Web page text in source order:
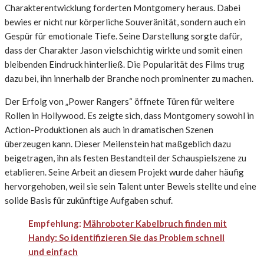
Charakterentwicklung forderten Montgomery heraus. Dabei
bewies er nicht nur körperliche Souveränität, sondern auch ein
Gespür für emotionale Tiefe. Seine Darstellung sorgte dafür,
dass der Charakter Jason vielschichtig wirkte und somit einen
bleibenden Eindruck hinterließ. Die Popularität des Films trug
dazu bei, ihn innerhalb der Branche noch prominenter zu machen.
Der Erfolg von „Power Rangers“ öffnete Türen für weitere
Rollen in Hollywood. Es zeigte sich, dass Montgomery sowohl in
Action-Produktionen als auch in dramatischen Szenen
überzeugen kann. Dieser Meilenstein hat maßgeblich dazu
beigetragen, ihn als festen Bestandteil der Schauspielszene zu
etablieren. Seine Arbeit an diesem Projekt wurde daher häufig
hervorgehoben, weil sie sein Talent unter Beweis stellte und eine
solide Basis für zukünftige Aufgaben schuf.
Empfehlung: Mähroboter Kabelbruch finden mit
Handy: So identifizieren Sie das Problem schnell
und einfach